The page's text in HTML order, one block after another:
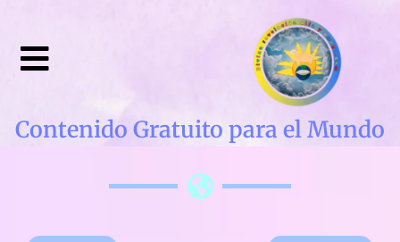
Contenido Gratuito para el Mundo